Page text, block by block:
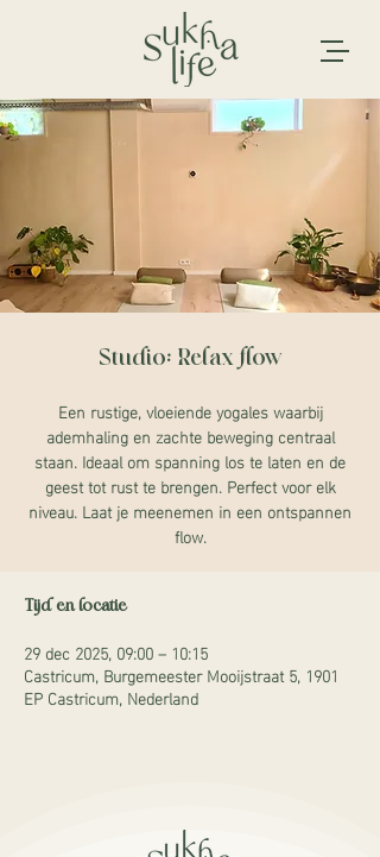
Studio: Relax flow
Een rustige, vloeiende yogales waarbij
ademhaling en zachte beweging centraal
staan. Ideaal om spanning los te laten en de
geest tot rust te brengen. Perfect voor elk
niveau. Laat je meenemen in een ontspannen
flow.
Tijd en locatie
29 dec 2025, 09:00 – 10:15
Castricum, Burgemeester Mooijstraat 5, 1901
EP Castricum, Nederland